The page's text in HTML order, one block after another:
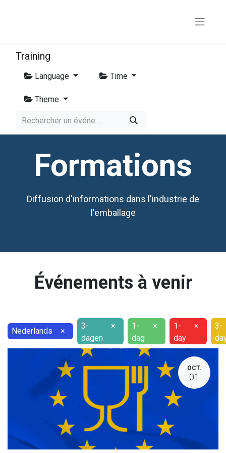
Training
Language Time
Theme
Formations
Diffusion d'informations dans l'industrie de
l'emballage
Événements à venir
Nederlands ×
3-
dagen
×
1-
dag
×
1-
day
×
3-
OCT.
01